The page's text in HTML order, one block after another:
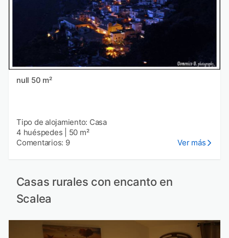
null 50 m²
Tipo de alojamiento: Casa
4 huéspedes
50 m²
Comentarios: 9
Ver más
Casas rurales con encanto en
Scalea